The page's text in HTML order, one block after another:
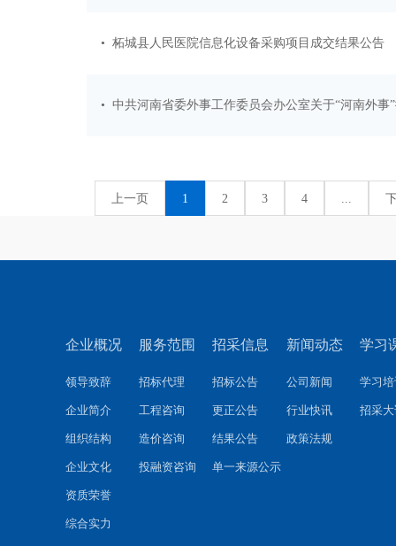
• 柘城县人民医院信息化设备采购项目成交结果公告
...
4
3
2
1
上一页
企业概况
领导致辞
企业简介
组织结构
企业文化
资质荣誉
综合实力
服务范围
招标代理
工程咨询
造价咨询
投融资咨询
招采信息
招标公告
更正公告
结果公告
单一来源公示
新闻动态
公司新闻
行业快讯
政策法规
学习
学习
招采